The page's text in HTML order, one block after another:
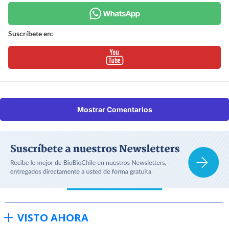
Suscríbete en:
Mostrar Comentarios
VISTO AHORA